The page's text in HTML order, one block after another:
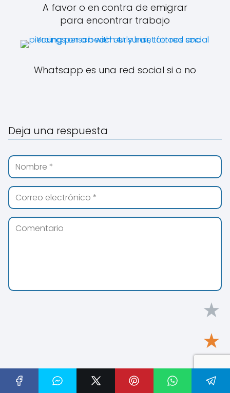
A favor o en contra de emigrar
para encontrar trabajo
Whatsapp es una red social si o no
Deja una respuesta
★
★
★